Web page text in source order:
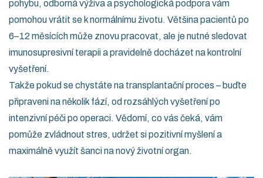
pohybu, odborná výživa a psychologická podpora vám
pomohou vrátit se k normálnímu životu. Většina pacientů po
6–12 měsících může znovu pracovat, ale je nutné sledovat
imunosupresivní terapii a pravidelně docházet na kontrolní
vyšetření.
Takže pokud se chystáte na transplantační proces – buďte
připraveni na několik fází, od rozsáhlých vyšetření po
intenzivní péči po operaci. Vědomí, co vás čeká, vám
pomůže zvládnout stres, udržet si pozitivní myšlení a
maximálně využít šanci na nový životní organ.